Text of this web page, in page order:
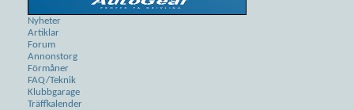
Nyheter
Artiklar
Forum
Annonstorg
Förmåner
FAQ/Teknik
Klubbgarage
Träffkalender